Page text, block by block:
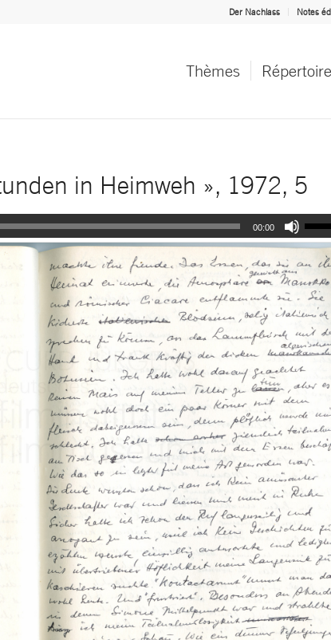
Der Nachlass Notes
Thèmes
in Heimweh », 1972, 5
00:00